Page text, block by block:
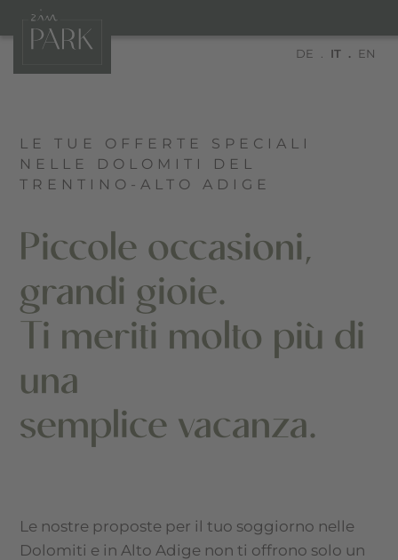
DE IT EN
LE TUE OFFERTE SPECIALI
NELLE DOLOMITI DEL
TRENTINO-ALTO ADIGE
Piccole occasioni,
grandi gioie.
Ti meriti molto più di
una
semplice vacanza.
Le nostre proposte per il tuo soggiorno nelle
Dolomiti e in Alto Adige non ti offrono solo un